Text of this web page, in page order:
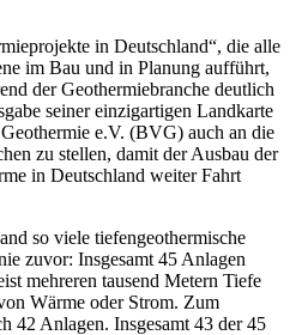
in Deutschland“, die alle
im Bau und in Planung aufführt,
der Geothermiebranche deutlich
seiner einzigartigen Landkarte
e.V. (BVG) auch an die
zu stellen, damit der Ausbau der
in Deutschland weiter Fahrt
so viele tiefengeothermische
zuvor: Insgesamt 45 Anlagen
mehreren tausend Metern Tiefe
Wärme oder Strom. Zum
42 Anlagen. Insgesamt 43 der 45